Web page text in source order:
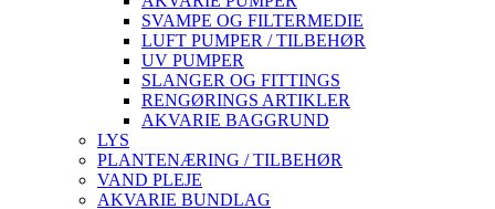
SVAMPE OG FILTERMEDIE
LUFT PUMPER / TILBEHØR
UV PUMPER
SLANGER OG FITTINGS
RENGØRINGS ARTIKLER
AKVARIE BAGGRUND
LYS
PLANTENÆRING / TILBEHØR
VAND PLEJE
AKVARIE BUNDLAG